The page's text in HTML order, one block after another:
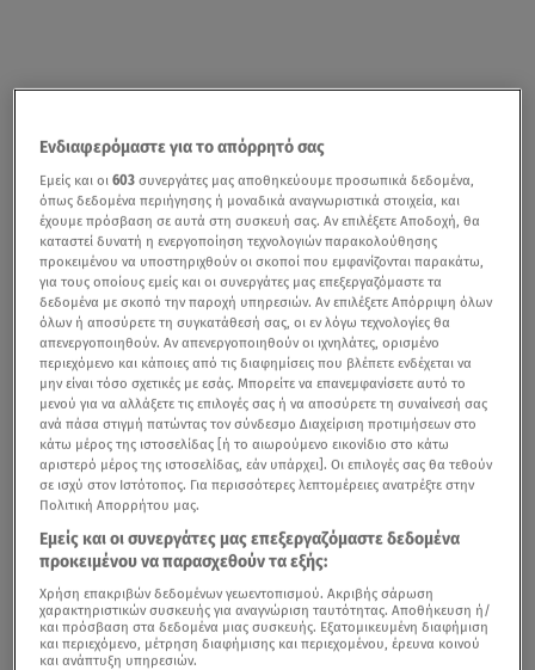
Ενδιαφερόμαστε για το απόρρητό σας
Εμείς και οι603 συνεργάτες μας αποθηκεύουμε προσωπικά δεδομένα,
όπως δεδομένα περιήγησης ή μοναδικά αναγνωριστικά στοιχεία, και
έχουμε πρόσβαση σε αυτά στη συσκευή σας. Αν επιλέξετε Αποδοχή, θα
καταστεί δυνατή η ενεργοποίηση τεχνολογιών παρακολούθησης
προκειμένου να υποστηριχθούν οι σκοποί που εμφανίζονται παρακάτω,
για τους οποίους εμείς και οι συνεργάτες μας επεξεργαζόμαστε τα
δεδομένα με σκοπό την παροχή υπηρεσιών. Αν επιλέξετε Απόρριψη όλων
όλων ή αποσύρετε τη συγκατάθεσή σας, οι εν λόγω τεχνολογίες θα
απενεργοποιηθούν. Αν απενεργοποιηθούν οι ιχνηλάτες, ορισμένο
περιεχόμενο και κάποιες από τις διαφημίσεις που βλέπετε ενδέχεται να
μην είναι τόσο σχετικές με εσάς. Μπορείτε να επανεμφανίσετε αυτό το
μενού για να αλλάξετε τις επιλογές σας ή να αποσύρετε τη συναίνεσή σας
ανά πάσα στιγμή πατώντας τον σύνδεσμο Διαχείριση προτιμήσεων στο
κάτω μέρος της ιστοσελίδας [ή το αιωρούμενο εικονίδιο στο κάτω
αριστερό μέρος της ιστοσελίδας, εάν υπάρχει]. Οι επιλογές σας θα τεθούν
σε ισχύ στον Ιστότοπος. Για περισσότερες λεπτομέρειες ανατρέξτε στην
Πολιτική Απορρήτου μας.
Εμείς και οι συνεργάτες μας επεξεργαζόμαστε δεδομένα
προκειμένου να παρασχεθούν τα εξής:
Χρήση επακριβών δεδομένων γεωεντοπισμού. Ακριβής σάρωση
χαρακτηριστικών συσκευής για αναγνώριση ταυτότητας. Αποθήκευση ή/
και πρόσβαση στα δεδομένα μιας συσκευής. Εξατομικευμένη διαφήμιση
και περιεχόμενο, μέτρηση διαφήμισης και περιεχομένου, έρευνα κοινού
και ανάπτυξη υπηρεσιών.